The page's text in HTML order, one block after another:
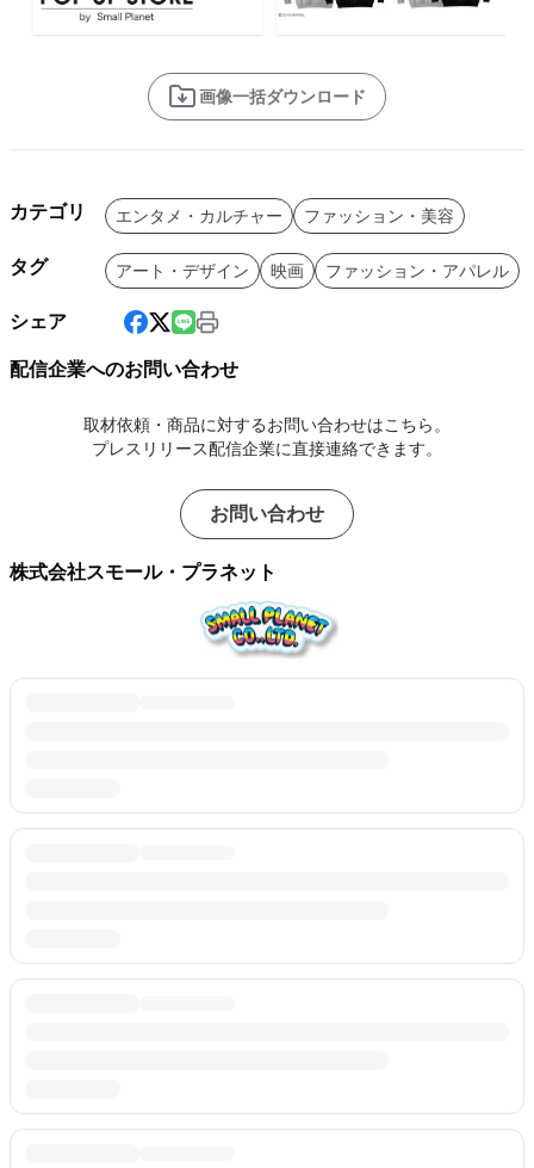
画像一括ダウンロード
カテゴリ エンタメ・カルチャー ファッション・美容
タグ アート・デザイン 映画 ファッション・アパレル
シェア
配信企業へのお問い合わせ
取材依頼・商品に対するお問い合わせはこちら。
プレスリリース配信企業に直接連絡できます。
お問い合わせ
株式会社スモール・プラネット